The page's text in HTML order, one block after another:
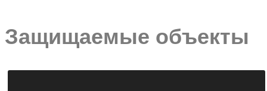
Защищаемые объекты